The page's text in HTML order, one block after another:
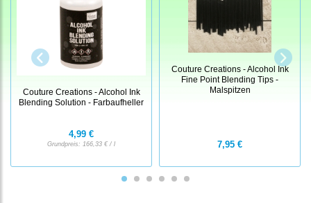
Couture Creations - Alcohol Ink
Blending Solution - Farbaufheller
4,99 €
Grundpreis: 166,33 € / l
Couture Creations - Alcohol Ink
Fine Point Blending Tips -
Malspitzen
7,95 €